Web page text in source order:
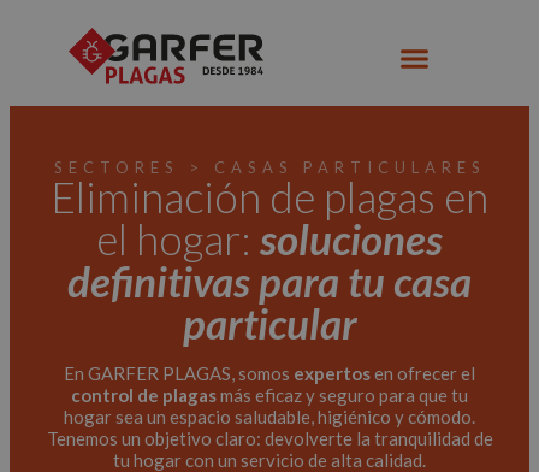
SECTORES > CASAS PARTICULARES
Eliminación de plagas en
el hogar: soluciones
definitivas para tu casa
particular
En GARFER PLAGAS, somos expertosen ofrecer el
control de plagasmás eficaz y seguro para que tu
hogar sea un espacio saludable, higiénico y cómodo.
Tenemos un objetivo claro: devolverte la tranquilidad de
tu hogar con un servicio de alta calidad.